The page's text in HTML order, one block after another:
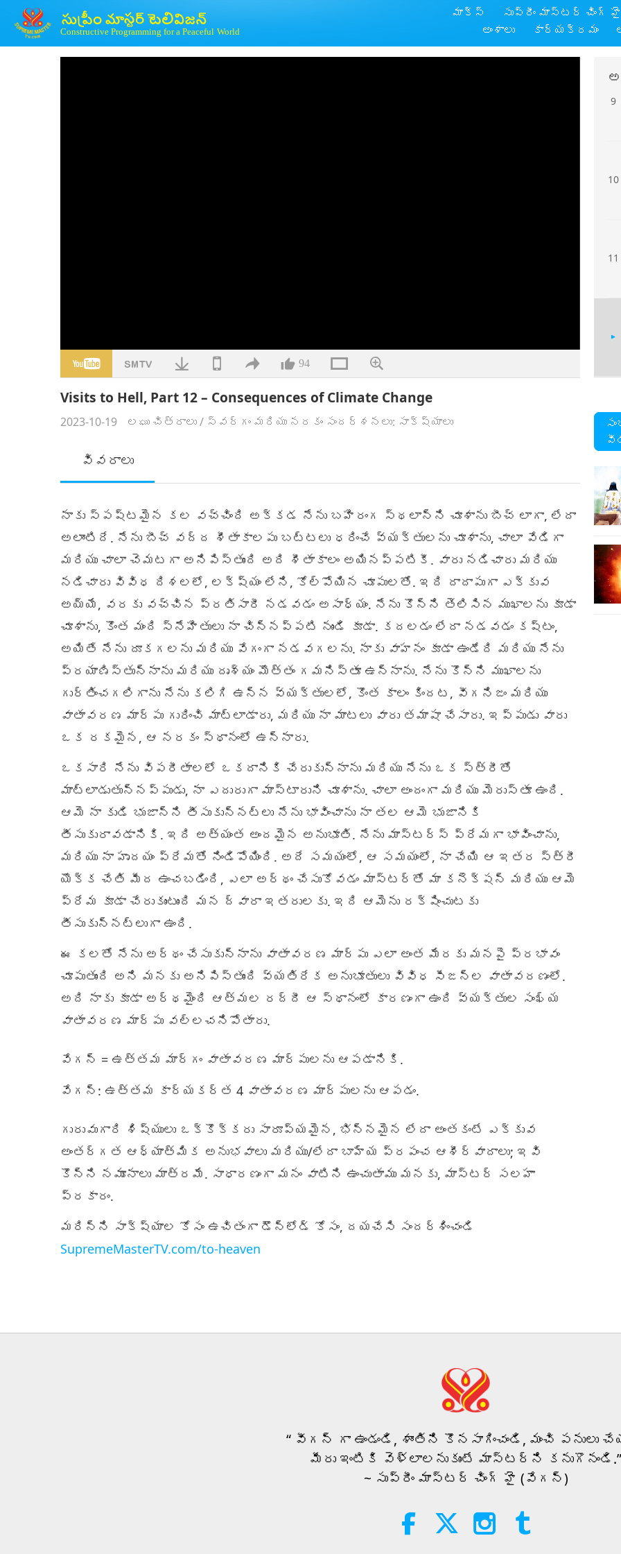
మాక్స్ సుప్రీం మాస్టర్ చింగ్ హై
అంశాలు
కార్యక్రమం
94
Visits to Hell, Part 12 – Consequences of Climate Change
2023-10-19 లఘు చిత్రాలు/ స్వర్గం మరియు నరకం సందర్శనలు: సాక్ష్యాలు
వివరాలు
నాకు స్పష్టమైన కల వచ్చింది అక్కడ నేను బహిరంగ స్థలాన్ని చూశాను బీచ్ లాగా, లేదా
అలాంటిదే. నేను బీచ్ వద్ద శీతాకాలపు బట్టలు ధరించే వ్యక్తులను చూశాను, చాలా వేడిగా
మరియు చాలా చెమటగా అనిపిస్తుంది అది శీతాకాలం అయినప్పటికీ. వారు నడిచారు మరియు
నడిచారు వివిధ దిశలలో, లక్ష్యం లేని, కోల్పోయిన చూపులతో. ఇది దాదాపుగా ఎక్కువ
అయ్యే, వరకు వచ్చిన ప్రతిసారీ నడవడం అసాధ్యం. నేను కొన్ని తెలిసిన ముఖాలను కూడా
చూశాను, కొంత మంది స్నేహితులు నా చిన్నప్పటి నుండి కూడా. కదలడం లేదా నడవడం కష్టం,
అయితే నేను దూకగలను మరియు వేగంగా నడవగలను. నాకు వాహనం కూడా ఉండేది మరియు నేను
ప్రయాణిస్తున్నాను మరియు దృశ్యం మొత్తం గమనిస్తూ ఉన్నాను. నేను కొన్ని ముఖాలను
గుర్తించగలిగాను నేను కలిగి ఉన్న వ్యక్తులలో, కొంత కాలం కిందట, వీగనిజం మరియు
వాతావరణ మార్పు గురించి మాట్లాడారు, మరియు నా మాటలు వారు తమాషా చేసారు. ఇప్పుడు వారు
ఒక రకమైన, ఆ నరకం స్థానంలో ఉన్నారు.
ఒకసారి నేను విపరీతాలలో ఒకదానికి చేరుకున్నాను మరియు నేను ఒక స్త్రీతో
మాట్లాడుతున్నప్పుడు, నా ఎదురుగా మాస్టారుని చూశాను. చాలా అందంగా మరియు మెరుస్తూ ఉంది.
ఆమె నా కుడి భుజాన్ని తీసుకున్నట్లు నేను భావించాను నా తల ఆమె భుజానికి
తీసుకురావడానికి. ఇది అత్యంత అందమైన అనుభూతి. నేను మాస్టర్స్ ప్రేమగా భావించాను,
మరియు నా హృదయం ప్రేమతో నిండిపోయింది. అదే సమయంలో, ఆ సమయంలో, నా చేయి ఆ ఇతర స్త్రీ
యొక్క చేతి మీద ఉంచబడింది, ఎలా అర్థం చేసుకోవడం మాస్టర్‌తో మా కనెక్షన్ మరియు ఆమె
ప్రేమ కూడా చేరుకుంటుంది మన ద్వారా ఇతరులకు. ఇది ఆమెను రక్షించుటకు
తీసుకున్నట్లుగా ఉంది.
ఈ కలతో నేను అర్థం చేసుకున్నాను వాతావరణ మార్పు ఎలా అంత మేరకు మనపై ప్రభావం
చూపుతుంది అని మనకు అనిపిస్తుంది వ్యతిరేక అనుభూతులు వివిధ సీజన్ల వాతావరణంలో.
అది నాకు కూడా అర్థమైంది ఆత్మల రద్దీ ఆ స్థానంలో కారణంగా ఉంది వ్యక్తుల సంఖ్య
వాతావరణ మార్పు వల్లచనిపోతారు.
వేగన్ = ఉత్తమ మార్గం వాతావరణ మార్పులను ఆపడానికి.
వేగన్: ఉత్తమ కార్యకర్త 4 వాతావరణ మార్పులను ఆపడం.
గురువుగారి శిష్యులు ఒక్కొక్కరు సారూప్యమైన, భిన్నమైన లేదా అంతకంటే ఎక్కువ
అంతర్గత ఆధ్యాత్మిక అనుభవాలు మరియు/లేదా బాహ్య ప్రపంచ ఆశీర్వాదాలు; ఇవి
కొన్ని నమూనాలు మాత్రమే. సాధారణంగా మనం వాటిని ఉంచుతాము మనకు, మాస్టర్ సలహా
ప్రకారం.
మరిన్ని సాక్ష్యాల కోసం ఉచితంగా డౌన్‌లోడ్ కోసం, దయచేసి సందర్శించండి
SupremeMasterTV.com/to-heaven
8
9
10
11
13
15
“ వీగన్ గా ఉండండి, శాంతిని కొనసాగించండి, మంచి పనులు
మీరు ఇంటికి వెళ్లాలనుకుంటే మాస్టర్‌ని కనుగొనండి.”
~ సుప్రీం మాస్టర్ చింగ్ హై (వేగన్)